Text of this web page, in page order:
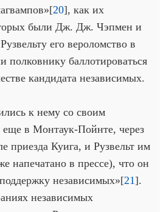
20], как их
были Дж. Дж. Чэпмен и
его вероломство в
полковнику баллотироваться
кандидата независимых.
к нему со своим
в Монтаук-Пойнте, через
приезда Куига, и Рузвельт им
напечатано в прессе), что он
независимых»[21].
независимых